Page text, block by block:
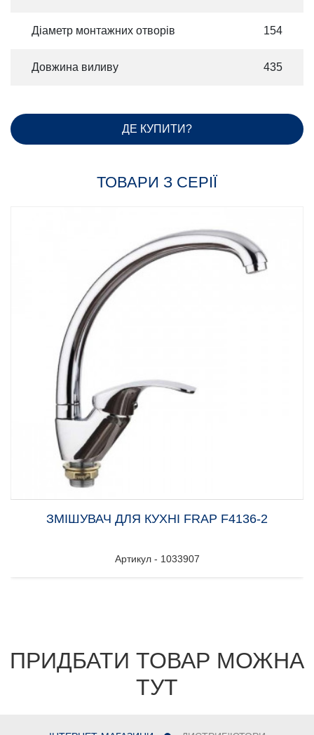
Діаметр монтажних отворів 154
Довжина виливу 435
ДЕ КУПИТИ?
ТОВАРИ З СЕРІЇ
ЗМІШУВАЧ ДЛЯ КУХНІ FRAP F4136-2
Артикул - 1033907
ПРИДБАТИ ТОВАР МОЖНА
ТУТ